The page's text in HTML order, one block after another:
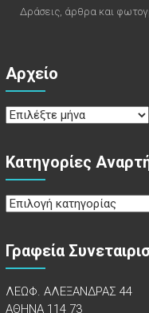
Δράσεις, άρθρα και
Αρχείο
Αρχείο
Κατηγορίες
Κατηγορίες
Γραφεία
ΛΕΩΦ. ΑΛΕΞΑΝΔΡΑΣ 44
ΑΘΗΝΑ 114 73